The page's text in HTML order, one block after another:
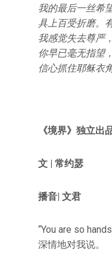
我的最后一丝希
具上百受折磨。
我感觉失去尊严
你早已毫无指望
信心抓住耶稣衣
《境界》独立出
文 | 常约瑟
播音| 文君
“You are so
深情地对我说。